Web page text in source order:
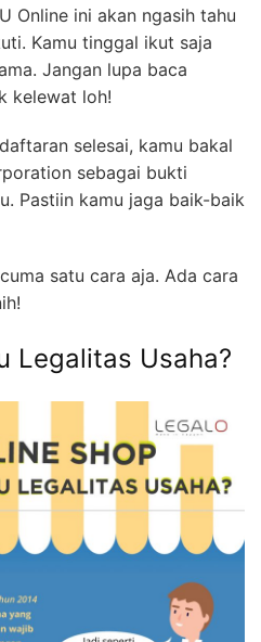
Online ini akan ngasih tahu
Kamu tinggal ikut saja
Jangan lupa baca
kelewat loh!
selesai, kamu bakal
sebagai bukti
Pastiin kamu jaga baik-baik
satu cara aja. Ada cara
Legalitas Usaha?